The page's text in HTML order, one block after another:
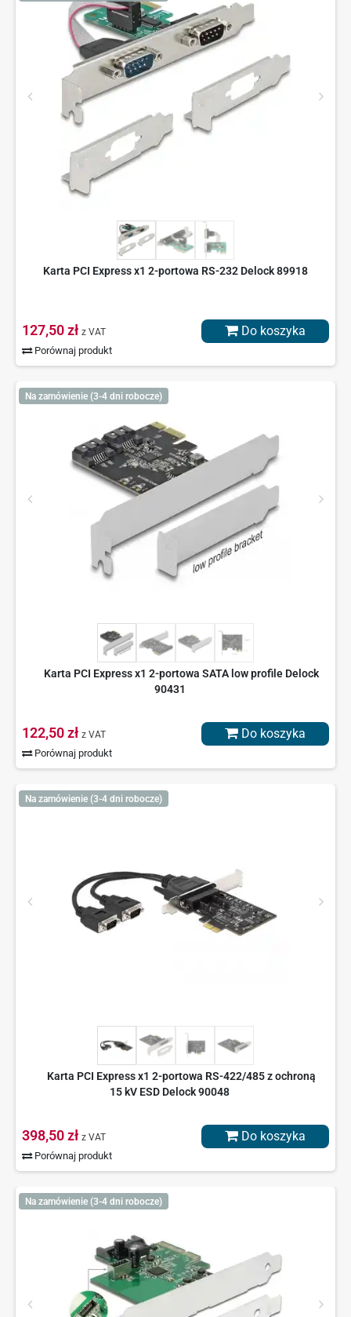
Karta PCI Express x1 2-portowa RS-232 Delock 89918
127,50 zł z VAT
Porównaj produkt
Do koszyka
Na zamówienie (3-4 dni robocze)
Karta PCI Express x1 2-portowa SATA low profile Delock
90431
122,50 zł z VAT
Porównaj produkt
Do koszyka
Na zamówienie (3-4 dni robocze)
Karta PCI Express x1 2-portowa RS-422/485 z ochroną
15 kV ESD Delock 90048
398,50 zł z VAT
Porównaj produkt
Do koszyka
Na zamówienie (3-4 dni robocze)